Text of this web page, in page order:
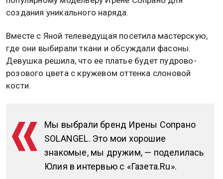
создания уникального наряда.
Вместе с Яной телеведущая посетила мастерскую,
где они выбирали ткани и обсуждали фасоны.
Девушка решила, что ее платье будет пудрово-
розового цвета с кружевом оттенка слоновой
кости.
Мы выбрали бренд Ирены Сопрано
SOLANGEL. Это мои хорошие
знакомые, мы дружим, — поделилась
Юлия в интервью с «Газета.Ru».